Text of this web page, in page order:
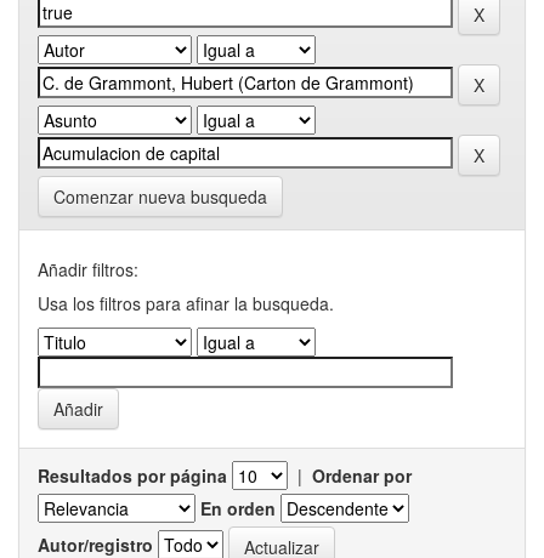
Comenzar nueva busqueda
Añadir filtros:
Usa los filtros para afinar la busqueda.
Resultados por página | Ordenar por
En orden
Autor/registro